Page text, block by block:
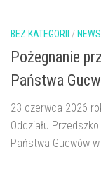
BEZ KATEGORII /NEWS
Pożegnanie
Państwa
23 czerwca 2026
Oddziału
Państwa Gucwów w